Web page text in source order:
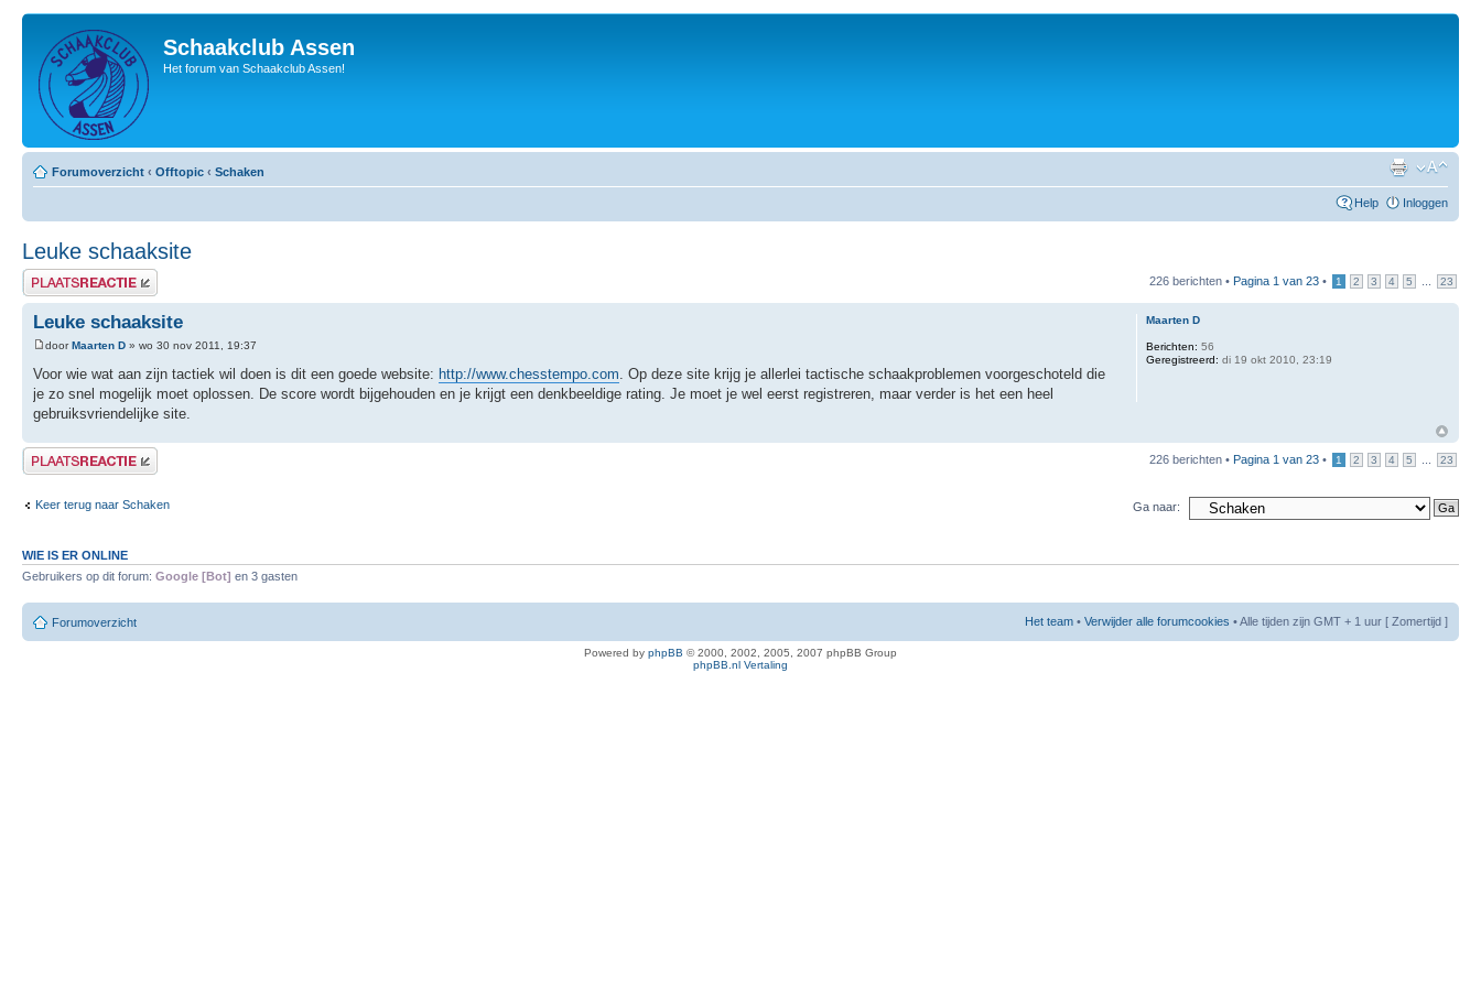
Schaakclub Assen
Het forum van Schaakclub Assen!
Forumoverzicht ‹ Offtopic ‹ Schaken
Help Inloggen
Leuke schaaksite
Plaats een reactie 226 berichten • Pagina 1 van 23 • 1 2 3 4 5 23
Leuke schaaksite
doorMaarten D » wo 30 nov 2011, 19:37
Voor wie wat aan zijn tactiek wil doen is dit een goede website: http://www.chesstempo.com. Op deze site krijg je allerlei tactische schaakproblemen voorgeschoteld die
je zo snel mogelijk moet oplossen. De score wordt bijgehouden en je krijgt een denkbeeldige rating. Je moet je wel eerst registreren, maar verder is het een heel
gebruiksvriendelijke site.
Maarten D
Berichten: 56
Geregistreerd: di 19 okt 2010, 23:19
Plaats een reactie 226 berichten • Pagina 1 van 23 • 1 2 3 4 5 23
Keer terug naar Schaken Ga naar:
WIE IS ER ONLINE
Gebruikers op dit forum: Google [Bot] en 3 gasten
Forumoverzicht Het team • Verwijder alle forumcookies • Alle tijden zijn GMT + 1 uur [ Zomertijd ]
Powered by phpBB © 2000, 2002, 2005, 2007 phpBB Group
phpBB.nl Vertaling